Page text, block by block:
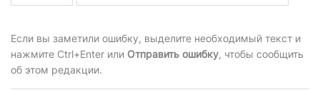
Если вы заметили ошибку, выделите необходимый текст и
нажмите Ctrl+Enter или Отправить ошибку, чтобы сообщить
об этом редакции.